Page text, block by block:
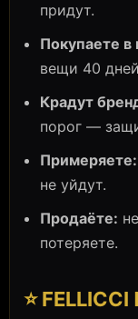
придут.
Покупаете в
вещи 40
Крадут
порог —
Примеряете:
не уйдут.
Продаёте:
потеряете.
⭐